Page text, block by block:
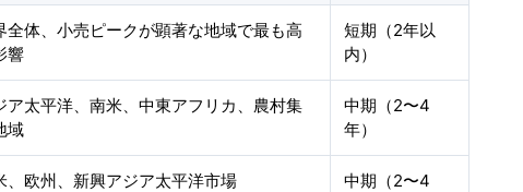
全体、小売ピークが顕著な地域で最も高
響
短期（2年以
内）
ア太平洋、南米、中東アフリカ、農村集
域
中期（2〜4
年）
、欧州、新興アジア太平洋市場 中期（2〜4